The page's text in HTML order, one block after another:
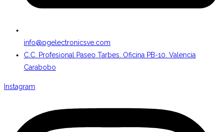
info@pgelectronicsve.com
C.C. Profesional Paseo Tarbes. Oficina PB-10. Valencia
Carabobo
Instagram